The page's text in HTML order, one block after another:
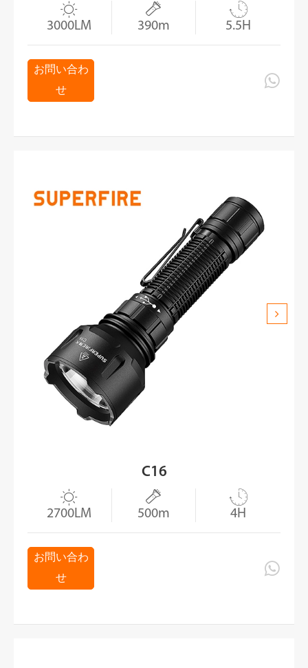

3000LM

390m

5.5H
お問い合わ
せ

C16

2700LM

500m

4H
お問い合わ
せ
